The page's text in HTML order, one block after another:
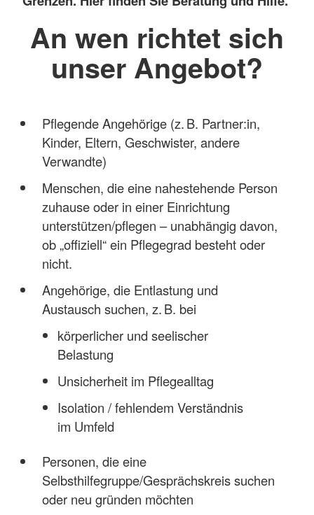
An wen richtet sich
unser Angebot?
Pflegende Angehörige (z. B. Partner:in,
Kinder, Eltern, Geschwister, andere
Verwandte)
Menschen, die eine nahestehende Person
zuhause oder in einer Einrichtung
unterstützen/pflegen – unabhängig davon,
ob „offiziell“ ein Pflegegrad besteht oder
nicht.
Angehörige, die Entlastung und
Austausch suchen, z. B. bei
körperlicher und seelischer
Belastung
Unsicherheit im Pflegealltag
Isolation / fehlendem Verständnis
im Umfeld
Personen, die eine
Selbsthilfegruppe/Gesprächskreis suchen
oder neu gründen möchten